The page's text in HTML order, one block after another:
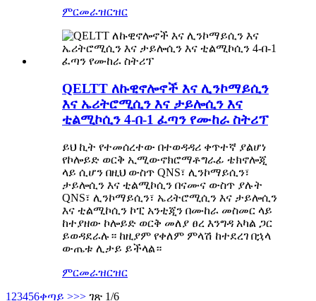
ምርመራዝርዝር
QELTT ለኩዊኖሎኖች እና ሊንኮማይሲን
እና ኤሪትሮሚሲን እና ታይሎሲን እና
ቲልሚኮሲን 4-በ-1 ፈጣን የሙከራ ስትሪፕ
ይህ ኪት የተመሰረተው በተወዳዳሪ ቀጥተኛ ያልሆነ
የኮሎይድ ወርቅ ኢሚውኖክሮማቶግራፊ ቴክኖሎጂ
ላይ ሲሆን በዚህ ውስጥ QNS፣ ሊንኮማይሲን፣
ታይሎሲን እና ቲልሚኮሲን በናሙና ውስጥ ያሉት
QNS፣ ሊንኮማይሲን፣ ኤሪትሮሚሲን እና ታይሎሲን
እና ቲልሚኮሲን ኮፒ አንቲጂን በሙከራ መስመር ላይ
ከተያዘው ኮሎይድ ወርቅ መለያ ፀረ እንግዳ አካል ጋር
ይወዳደራሉ። ከዚያም የቀለም ምላሽ ከተደረገ በኋላ
ውጤቱ ሊታይ ይችላል።
ምርመራዝርዝር
1 23456ቀጣይ >>> ገጽ 1/6